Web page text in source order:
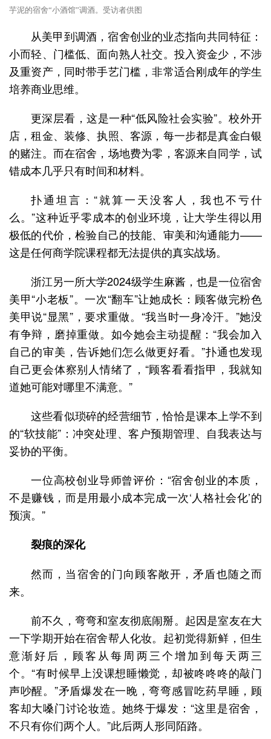
芋泥的宿舍“小酒馆”调酒。受访者供图
从美甲到调酒，宿舍创业的业态指向共同特征：
小而轻、门槛低、面向熟人社交。投入资金少，不涉
及重资产，同时带手艺门槛，非常适合刚成年的学生
培养商业思维。
更深层看，这是一种“低风险社会实验”。校外开
店，租金、装修、执照、客源，每一步都是真金白银
的赌注。而在宿舍，场地费为零，客源来自同学，试
错成本几乎只有时间和材料。
扑通坦言：“就算一天没客人，我也不亏什
么。”这种近乎零成本的创业环境，让大学生得以用
极低的代价，检验自己的技能、审美和沟通能力——
这是任何商学院课程都无法提供的真实战场。
浙江另一所大学2024级学生麻酱，也是一位宿舍
美甲“小老板”。一次“翻车”让她成长：顾客做完粉色
美甲说“显黑”，要求重做。“我当时一身冷汗。”她没
有争辩，磨掉重做。如今她会主动提醒：“我会加入
自己的审美，告诉她们怎么做更好看。”扑通也发现
自己更会体察别人情绪了，“顾客看看指甲，我就知
道她可能对哪里不满意。”
这些看似琐碎的经营细节，恰恰是课本上学不到
的“软技能”：冲突处理、客户预期管理、自我表达与
妥协的平衡。
一位高校创业导师曾评价：“宿舍创业的本质，
不是赚钱，而是用最小成本完成一次‘人格社会化’的
预演。”
裂痕的深化
然而，当宿舍的门向顾客敞开，矛盾也随之而
来。
前不久，弯弯和室友彻底闹掰。起因是室友在大
一下学期开始在宿舍帮人化妆。起初觉得新鲜，但生
意渐好后，顾客从每周两三个增加到每天两三
个。“有时候早上没课想睡懒觉，却被咚咚咚的敲门
声吵醒。”矛盾爆发在一晚，弯弯感冒吃药早睡，顾
客却大嗓门讨论妆造。她终于爆发：“这里是宿舍，
不只有你们两个人。”此后两人形同陌路。